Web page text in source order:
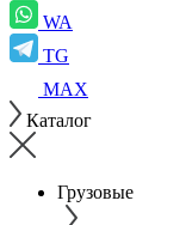
WA
TG
MAX
Каталог
Грузовые